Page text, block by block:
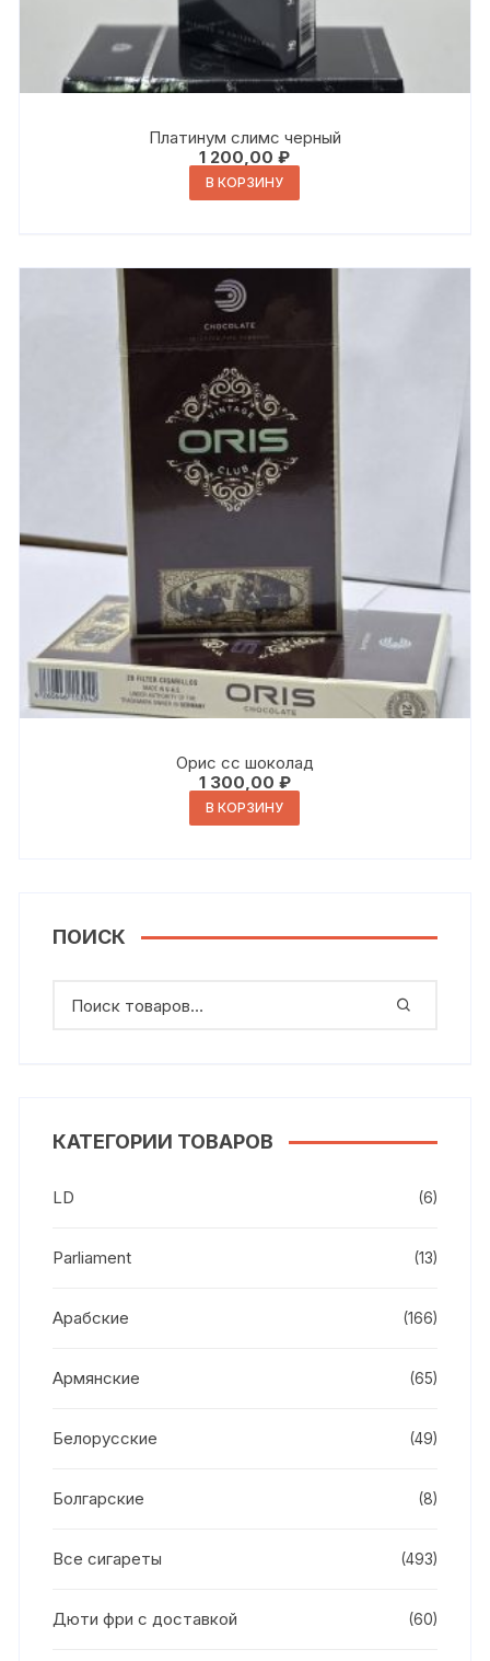
Платинум слимс черный
1 200,00₽
В КОРЗИНУ
Орис сс шоколад
1 300,00 ₽
В КОРЗИНУ
ПОИСК
КАТЕГОРИИ ТОВАРОВ
LD (6)
Parliament (13)
Арабские (166)
Армянские (65)
Белорусские (49)
Болгарские (8)
Все сигареты (493)
Дюти фри с доставкой (60)